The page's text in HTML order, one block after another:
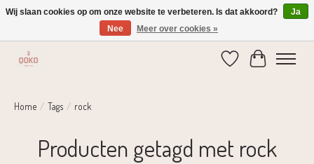
Verzending 1-2 dagen | Gratis verzending vanaf € 75,-
Verlanglijst
Home / Tags / rock
Producten getagd met rock
Wij slaan cookies op om onze website te verbeteren. Is dat akkoord?
Ja
Nee
Meer over cookies »